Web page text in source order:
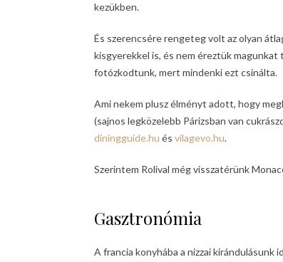
kezükben.
És szerencsére rengeteg volt az olyan
kisgyerekkel is, és nem éreztük
fotózkodtunk, mert mindenki ezt csinálta.
Ami nekem plusz élményt adott, hogy
(sajnos legközelebb Párizsban van
diningguide.hu és vilagevo.hu.
Szerintem Rolival még visszatérünk
Gasztronómia
A francia konyhába a nizzai